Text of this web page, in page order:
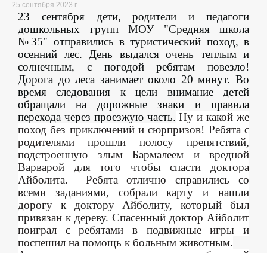
25 сентября 2023 г.
23 сентября дети, родители и педагоги
дошкольных групп МОУ "Средняя школа
№35" отправились в туристический поход, в
осенний лес. День выдался очень теплым и
солнечным, с погодой ребятам повезло!
Дорога до леса занимает около 20 минут. Во
время следования к цели внимание детей
обращали на дорожные знаки и правила
перехода через проезжую часть. Ну и какой же
поход без приключений и сюрпризов! Ребята с
родителями прошли полосу препятствий,
подстроенную злым Бармалеем и вредной
Варварой для того чтобы спасти доктора
Айболита.
Ребята отлично справились со
всеми заданиями, собрали карту и нашли
дорогу к доктору Айболиту, который был
привязан к дереву. Спасенный доктор Айболит
поиграл с ребятами в подвижные игры и
поспешил на помощь к больным животным.